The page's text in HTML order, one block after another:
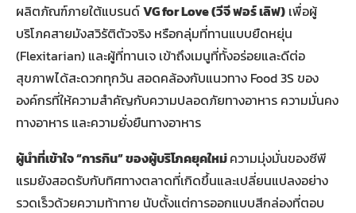
ผลิตภัณฑ์ภายใต้แบรนด์VG for Love (วีจี ฟอร์ เลิฟ) เพื่อผู้
บริโภคสายมังสวิรัติตัวจริง หรือกลุ่มที่ทานแบบยืดหยุ่น
(Flexitarian) และผู้ที่ทานเจ เข้าถึงเมนูที่ทั้งอร่อยและดีต่อ
สุขภาพได้สะดวกทุกวัน สอดคล้องกับแนวทาง Food 3S ของ
องค์กรที่ให้ความสำคัญกับความปลอดภัยทางอาหาร ความมั่นคง
ทางอาหาร และความยั่งยืนทางอาหาร
ผู้นำที่เข้าใจ “การกิน” ของผู้บริโภคยุคใหม่ความมุ่งมั่นของซีพี
แรมยังสอดรับกับทิศทางตลาดที่เกิดขึ้นและเปลี่ยนแปลงอย่าง
รวดเร็วด้วยความท้าทาย นับตั้งแต่การออกแบบสีกล่องที่ตอบ